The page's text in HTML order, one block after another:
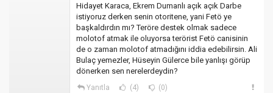
Hidayet Karaca, Ekrem Dumanlı açık açık Darbe
istiyoruz derken senin otoritene, yani Fetö ye
başkaldırdın mı? Teröre destek olmak sadece
molotof atmak ile oluyorsa terörist Fetö canisinin
de o zaman molotof atmadığını iddia edebilirsin. Ali
Bulaç yemezler, Hüseyin Gülerce bile yanlışı görüp
dönerken sen nerelerdeydin?
Yanıtla (4) (0)